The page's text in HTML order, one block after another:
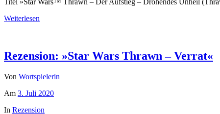
Titel »Star Wars™ Thrawn – Der Aufstieg – Drohendes Unheil
Weiterlesen
Rezension: »Star Wars Thrawn – Verrat«
Von Wortspielerin
Am 3. Juli 2020
In Rezension